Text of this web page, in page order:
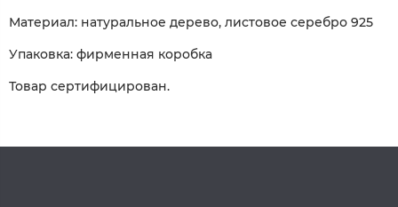
Материал: натуральное дерево, листовое серебро 925
Упаковка: фирменная коробка
Товар сертифицирован.